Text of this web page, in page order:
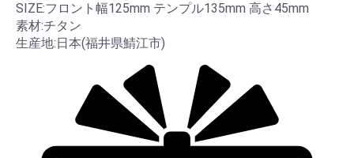
SIZE:フロント幅125mm テンプル135mm 高さ45mm
素材:チタン
生産地:日本(福井県鯖江市)